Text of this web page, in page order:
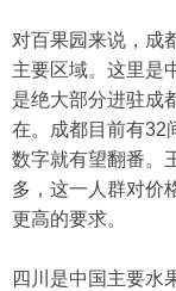
对百果园来说，成
主要区域。这里是
是绝大部分进驻成
在。成都目前有32
数字就有望翻番。
多，这一人群对价
更高的要求。
四川是中国主要水